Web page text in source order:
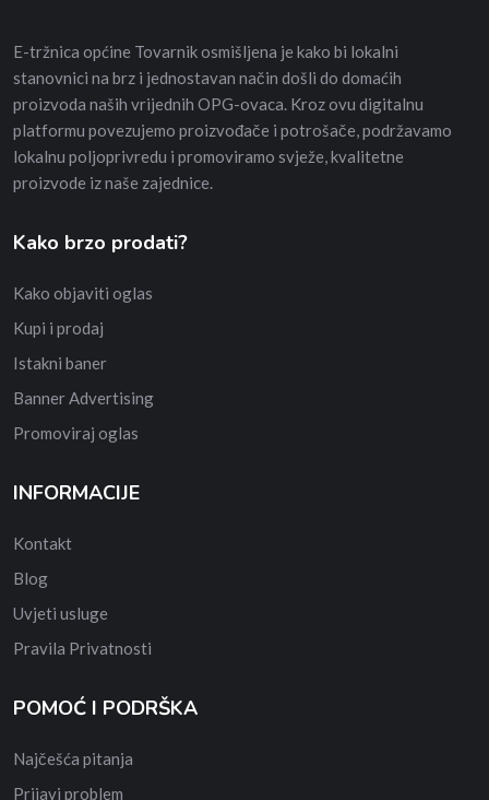
E-tržnica općine Tovarnik osmišljena je kako bi lokalni
stanovnici na brz i jednostavan način došli do domaćih
proizvoda naših vrijednih OPG-ovaca. Kroz ovu digitalnu
platformu povezujemo proizvođače i potrošače, podržavamo
lokalnu poljoprivredu i promoviramo svježe, kvalitetne
proizvode iz naše zajednice.
Kako brzo prodati?
Kako objaviti oglas
Kupi i prodaj
Istakni baner
Banner Advertising
Promoviraj oglas
INFORMACIJE
Kontakt
Blog
Uvjeti usluge
Pravila Privatnosti
POMOĆ I PODRŠKA
Najčešća pitanja
Prijavi problem